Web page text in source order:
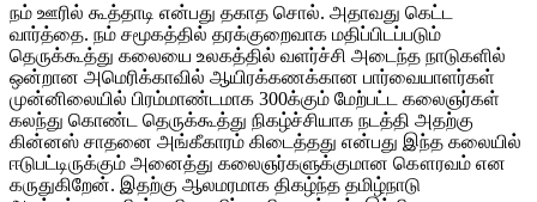
நம் ஊரில் கூத்தாடி என்பது தகாத சொல். அதாவது கெட்ட
வார்த்தை. நம் சமூகத்தில் தரக்குறைவாக மதிப்பிடப்படும்
தெருக்கூத்து கலையை உலகத்தில் வளர்ச்சி அடைந்த நாடுகளில்
ஒன்றான அமெரிக்காவில் ஆயிரக்கணக்கான பார்வையாளர்கள்
முன்னிலையில் பிரம்மாண்டமாக 300க்கும் மேற்பட்ட கலைஞர்கள்
கலந்து கொண்ட தெருக்கூத்து நிகழ்ச்சியாக நடத்தி அதற்கு
கின்னஸ் சாதனை அங்கீகாரம் கிடைத்தது என்பது இந்த கலையில்
ஈடுபட்டிருக்கும் அனைத்து கலைஞர்களுக்குமான கௌரவம் என
கருதுகிறேன். இதற்கு ஆலமரமாக திகழ்ந்த தமிழ்நாடு